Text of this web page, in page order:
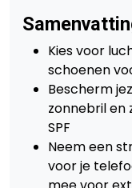
Kies voor
schoenen
Bescherm
zonnebril
SPF
Neem een
voor je